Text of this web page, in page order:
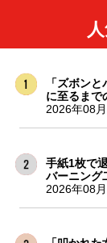
「ズボン
に至るまで
2026年08
手紙1枚で
バーニング
2026年08